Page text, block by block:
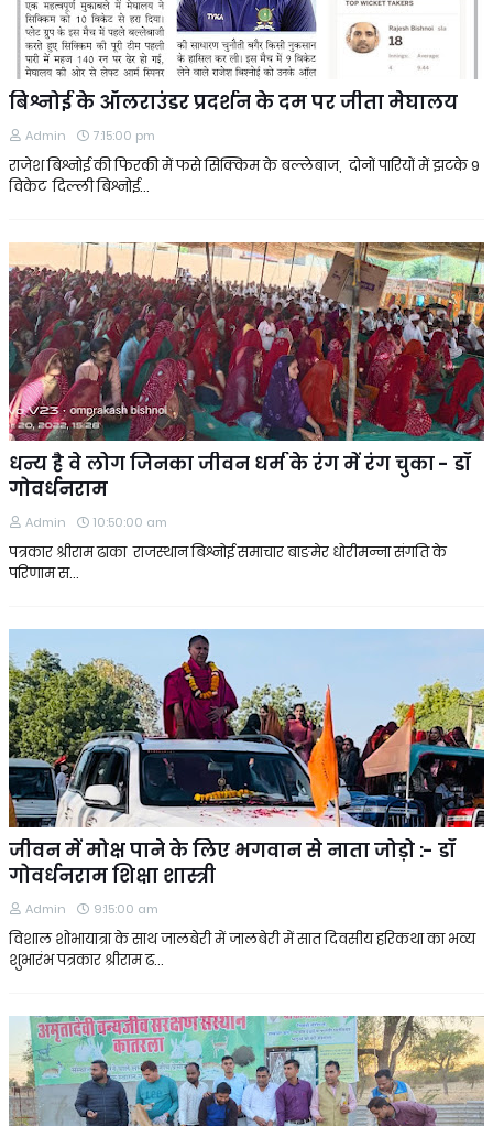
बिश्नोई के ऑलराउंडर प्रदर्शन के दम पर जीता मेघालय
Admin 7:15:00 pm
राजेश बिश्नोई की फिरकी में फसे सिक्किम के बल्लेबाज, दोनों पारियों में झटके 9
विकेट दिल्ली बिश्नोई…
धन्य है वे लोग जिनका जीवन धर्म के रंग में रंग चुका - डॉ
गोवर्धनराम
Admin 10:50:00 am
पत्रकार श्रीराम ढाका राजस्थान बिश्नोई समाचार बाङमेर धोरीमन्ना संगति के
परिणाम स…
जीवन में मोक्ष पाने के लिए भगवान से नाता जोड़ो :- डॉ
गोवर्धनराम शिक्षा शास्त्री
Admin 9:15:00 am
विशाल शोभायात्रा के साथ जालबेरी में जालबेरी में सात दिवसीय हरिकथा का भव्य
शुभारंभ पत्रकार श्रीराम ढ…